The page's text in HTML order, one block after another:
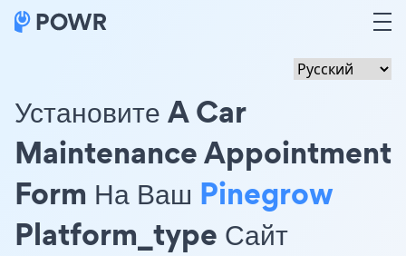
Установите A Car
Maintenance Appointment
Form На Ваш Pinegrow
Platform_type Сайт